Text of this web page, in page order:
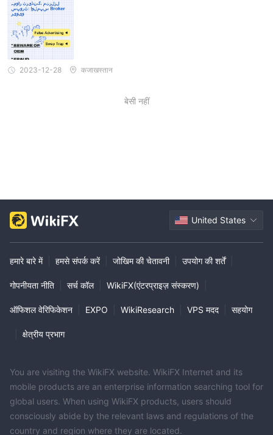
2023-12-28 कजाखस्तान
बेसी नहीं
United States
हमारे बारे में हमसे संपर्क करें जोखिम की चेतावनी उपयोग की शर्तें
गोपनीयता नीति सर्च कॉल WikiFX(एंटरप्राइज़ संस्करण)
ऑफिशल वेरिफिकेशन EXPO WikiResearch VPS मदद सहयोग
क्षेत्रीय प्रभाग
You are visiting the WikiFX website. WikiFX Internet and its
mobile products are an enterprise information searching tool for
global users. When using WikiFX products, users should
consciously abide by the relevant laws and regulations of the
country and region where they are located.